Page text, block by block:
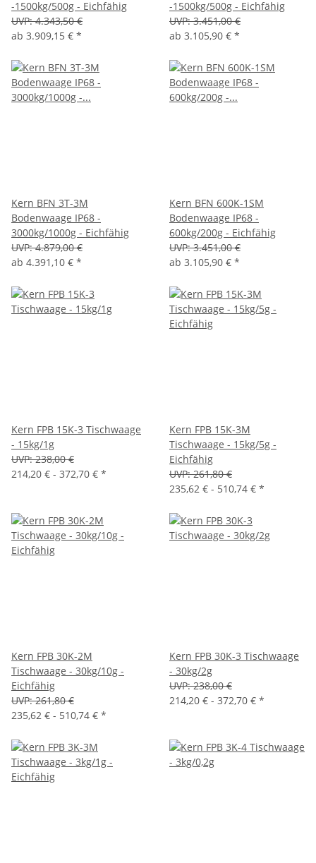
-1500kg/500g - Eichfähig
UVP: 4.343,50 €
ab 3.909,15 € *
-1500kg/500g - Eichfähig
UVP: 3.451,00 €
ab 3.105,90 € *
Kern BFN 3T-3M
Bodenwaage IP68 -
3000kg/1000g - Eichfähig
UVP: 4.879,00 €
ab 4.391,10 € *
Kern BFN 600K-1SM
Bodenwaage IP68 -
600kg/200g - Eichfähig
UVP: 3.451,00 €
ab 3.105,90 € *
Kern FPB 15K-3 Tischwaage
- 15kg/1g
UVP: 238,00 €
214,20 € - 372,70 € *
Kern FPB 15K-3M
Tischwaage - 15kg/5g -
Eichfähig
UVP: 261,80 €
235,62 € - 510,74 € *
Kern FPB 30K-2M
Tischwaage - 30kg/10g -
Eichfähig
UVP: 261,80 €
235,62 € - 510,74 € *
Kern FPB 30K-3 Tischwaage
- 30kg/2g
UVP: 238,00 €
214,20 € - 372,70 € *